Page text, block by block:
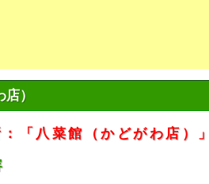
）
「八菜館（かどがわ店）